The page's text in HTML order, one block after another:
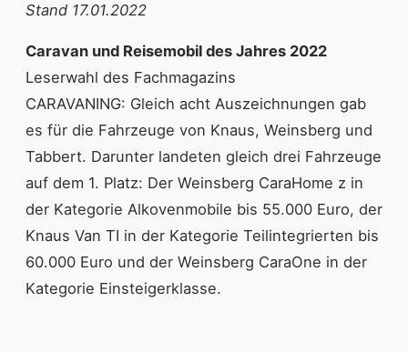
Stand 17.01.2022
Caravan und Reisemobil des Jahres 2022
Leserwahl des Fachmagazins
CARAVANING: Gleich acht Auszeichnungen gab
es für die Fahrzeuge von Knaus, Weinsberg und
Tabbert. Darunter landeten gleich drei Fahrzeuge
auf dem 1. Platz: Der Weinsberg CaraHome z in
der Kategorie Alkovenmobile bis 55.000 Euro, der
Knaus Van TI in der Kategorie Teilintegrierten bis
60.000 Euro und der Weinsberg CaraOne in der
Kategorie Einsteigerklasse.